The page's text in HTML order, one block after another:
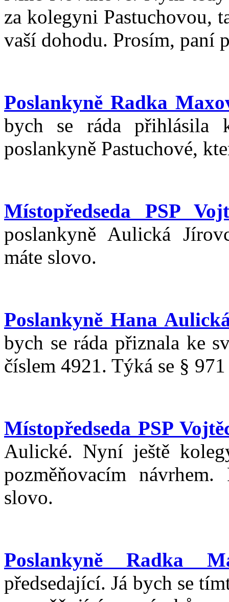
za kolegyni Pastuchovou,
vaší dohodu. Prosím, paní
Poslankyně Radka
bych se ráda přihlásila
poslankyně Pastuchové,
Místopředseda PSP
poslankyně Aulická
máte slovo.
Poslankyně Hana
bych se ráda přiznala ke
číslem 4921. Týká se §
Místopředseda PSP
Aulické. Nyní ještě
pozměňovacím
slovo.
Poslankyně Radka
předsedající. Já bych se